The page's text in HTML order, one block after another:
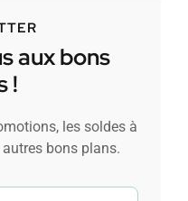
aux bons
!
les soldes à
bons plans.